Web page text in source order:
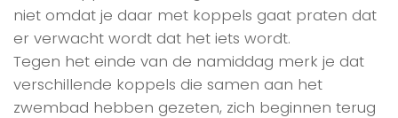
niet omdat je daar met koppels gaat praten dat
er verwacht wordt dat het iets wordt.
Tegen het einde van de namiddag merk je dat
verschillende koppels die samen aan het
zwembad hebben gezeten, zich beginnen terug